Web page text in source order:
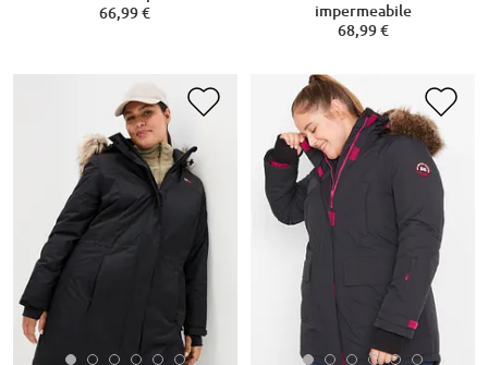
66,99 €
impermeabile
68,99 €